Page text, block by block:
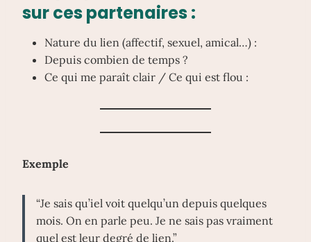
sur ces partenaires :
Nature du lien (affectif, sexuel, amical…) :
Depuis combien de temps ?
Ce qui me paraît clair / Ce qui est flou :
Exemple
“Je sais qu’iel voit quelqu’un depuis quelques
mois. On en parle peu. Je ne sais pas vraiment
quel est leur degré de lien.”